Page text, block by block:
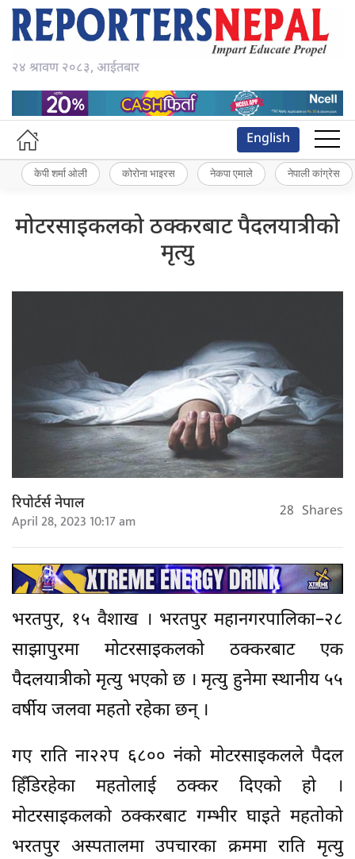
२४ श्रावण २०८३, आईतबार
English
केपी शर्मा ओली कोरोना भाइरस नेकपा एमाले नेपाली कांग्रेस
मोटरसाइकलको ठक्करबाट पैदलयात्रीको
मृत्यु
रिपोर्टर्स नेपाल
April 28, 2023 10:17 am 28 Shares
भरतपुर, १५ वैशाख । भरतपुर महानगरपालिका–२८
साझापुरमा मोटरसाइकलको ठक्करबाट एक
पैदलयात्रीको मृत्यु भएको छ । मृत्यु हुनेमा स्थानीय ५५
वर्षीय जलवा महतो रहेका छन् ।
गए राति ना२२प ६८०० नंको मोटरसाइकलले पैदल
हिँडिरहेका महतोलाई ठक्कर दिएको हो ।
मोटरसाइकलको ठक्करबाट गम्भीर घाइते महतोको
भरतपुर अस्पतालमा उपचारका क्रममा राति मृत्यु